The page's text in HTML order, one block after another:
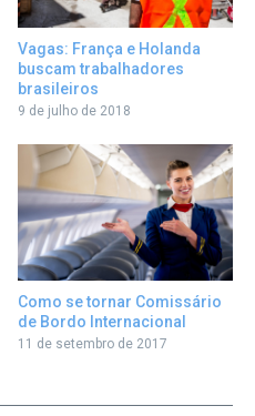
Vagas: França e Holanda
buscam trabalhadores
brasileiros
9 de julho de 2018
Como se tornar Comissário
de Bordo Internacional
11 de setembro de 2017